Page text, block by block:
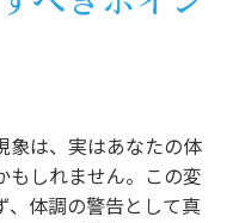
象は、実はあなたの体
もしれません。この変
、体調の警告として真